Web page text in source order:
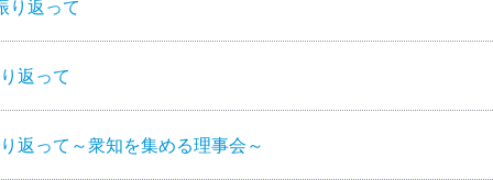
り返って
返って
返って～衆知を集める理事会～